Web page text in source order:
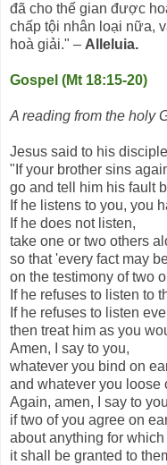
đã cho thế gian được
chấp tội nhân loại nữa,
hoà giải." – Alleluia.
Gospel (Mt 18:15-20)
A reading from the holy
Jesus said to his
"If your brother sins
go and tell him his fault
If he listens to you, you
If he does not listen,
take one or two others
so that 'every fact may
on the testimony of two
If he refuses to listen to
If he refuses to listen
then treat him as you
Amen, I say to you,
whatever you bind on
and whatever you loose
Again, amen, I say to
if two of you agree on
about anything for which
it shall be granted to